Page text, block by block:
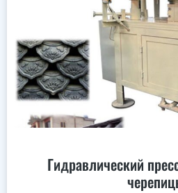
Гидравлический